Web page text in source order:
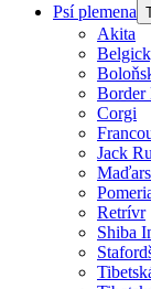
Psí plemena
Akita
Border
Corgi
Jack
Retrívr
Shiba